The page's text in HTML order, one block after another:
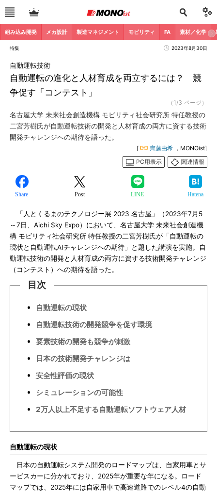
組み込み開発 メカ設計 製造マネジメント モビリティ FA 素材／化学
特集 2023年8月30日
自動運転の進化と人材育成を両立するには？ 競
争促す「コンテスト」
自動運転技術
（1/3 ページ）
名古屋大学 未来社会創造機構 モビリティ社会研究所 特任教授の
二宮芳樹氏が自動運転技術の開発と人材育成の両方に資する技術
開発チャレンジへの期待を語った。
[ 齊藤由希 ，MONOist]
PC用表示
関連情報
Share Post LINE Hatena
「人とくるまのテクノロジー展 2023 名古屋」（2023年7月5
～7日、Aichi Sky Expo）において、名古屋大学 未来社会創造機
構 モビリティ社会研究所 特任教授の二宮芳樹氏が「自動運転の
現状と自動運転AIチャレンジへの期待」と題した講演を実施。自
動運転技術の開発と人材育成の両方に資する技術開発チャレンジ
（コンテスト）への期待を語った。
目次
自動運転の現状
自動運転技術の開発競争を促す環境
要素技術の開発も競争が刺激
日本の技術開発チャレンジは
安全性評価の現状
シミュレーションの可能性
2万人以上不足する自動運転ソフトウェア人材
自動運転の現状
日本の自動運転システム開発のロードマップは、自家用車とサ
ービスカーに分かれており、2025年が重要な年になる。ロード
マップでは、2025年には自家用車で高速道路でのレベル4の自動